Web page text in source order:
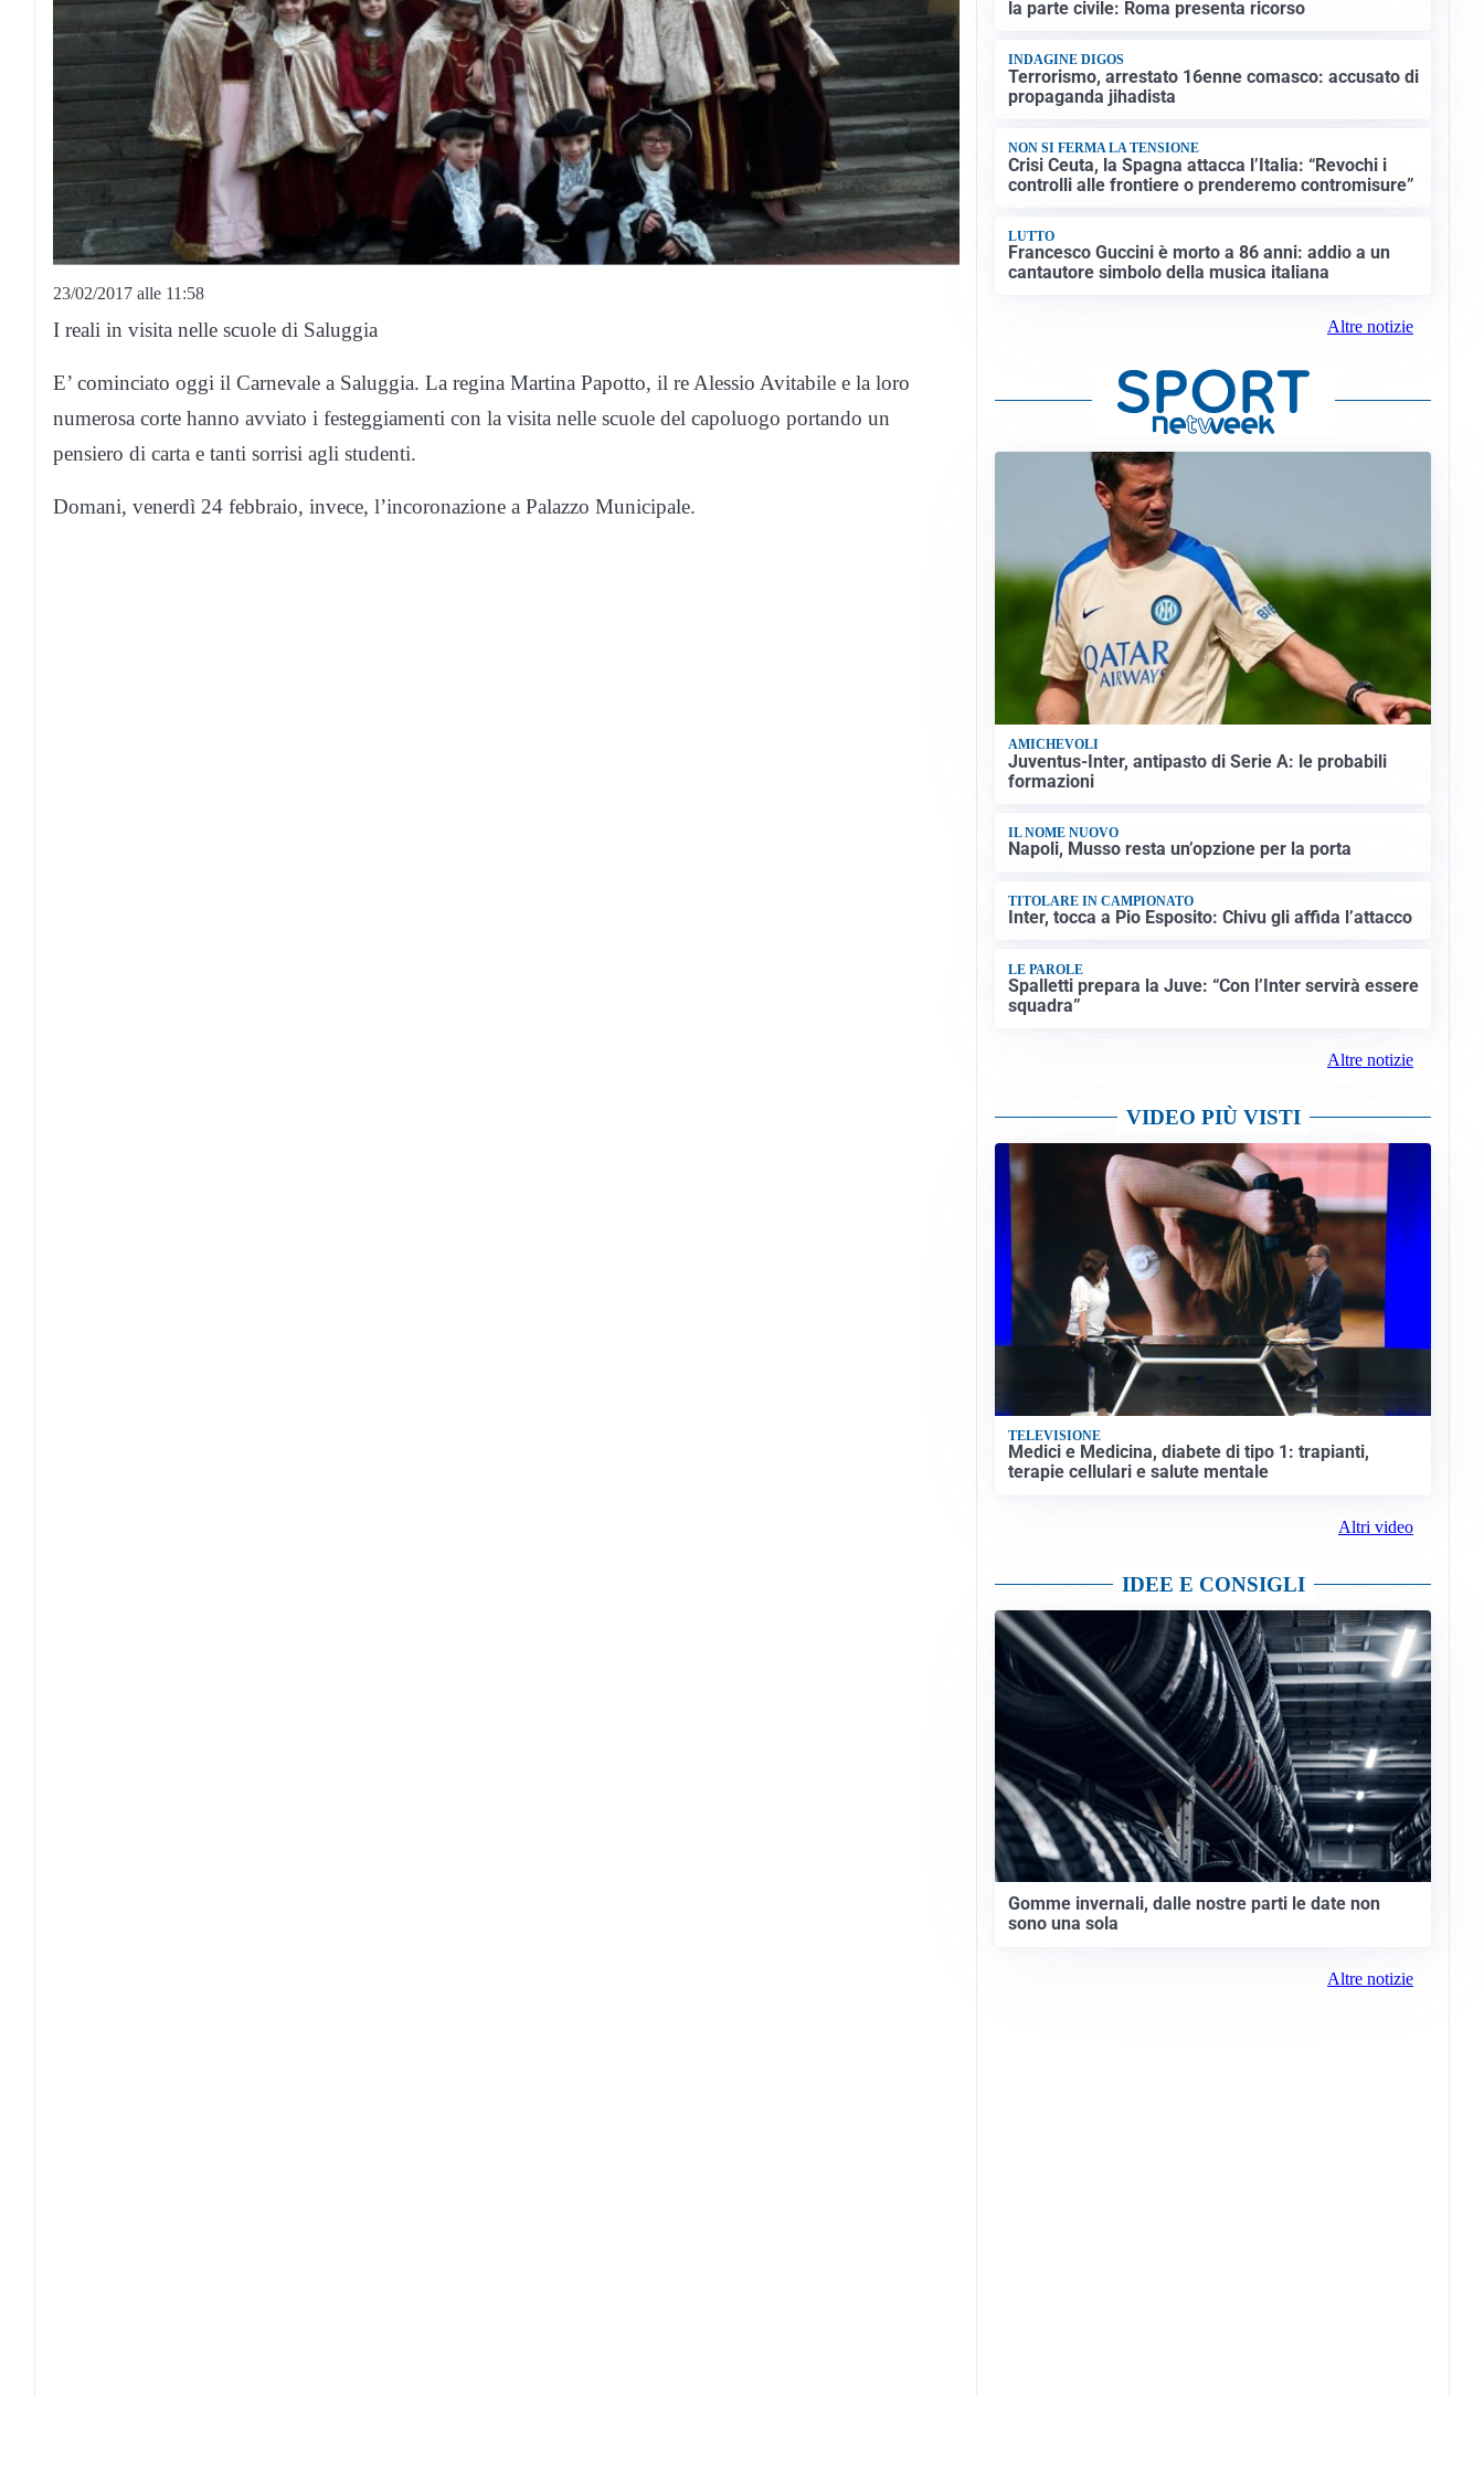
23/02/2017 alle 11:58
I reali in visita nelle scuole di Saluggia
E’ cominciato oggi il Carnevale a Saluggia. La regina Martina Papotto, il re Alessio Avitabile e la loro
numerosa corte hanno avviato i festeggiamenti con la visita nelle scuole del capoluogo portando un
pensiero di carta e tanti sorrisi agli studenti.
Domani, venerdì 24 febbraio, invece, l’incoronazione a Palazzo Municipale.
la parte civile: Roma presenta ricorso
INDAGINE DIGOS
Terrorismo, arrestato 16enne comasco: accusato di
propaganda jihadista
NON SI FERMA LA TENSIONE
Crisi Ceuta, la Spagna attacca l’Italia: “Revochi i
controlli alle frontiere o prenderemo contromisure”
LUTTO
Francesco Guccini è morto a 86 anni: addio a un
cantautore simbolo della musica italiana
Altre notizie
AMICHEVOLI
Juventus-Inter, antipasto di Serie A: le probabili
formazioni
IL NOME NUOVO
Napoli, Musso resta un’opzione per la porta
TITOLARE IN CAMPIONATO
Inter, tocca a Pio Esposito: Chivu gli affida l’attacco
LE PAROLE
Spalletti prepara la Juve: “Con l’Inter servirà essere
squadra”
Altre notizie
VIDEO PIÙ VISTI
TELEVISIONE
Medici e Medicina, diabete di tipo 1: trapianti,
terapie cellulari e salute mentale
Altri video
IDEE E CONSIGLI
Gomme invernali, dalle nostre parti le date non
sono una sola
Altre notizie